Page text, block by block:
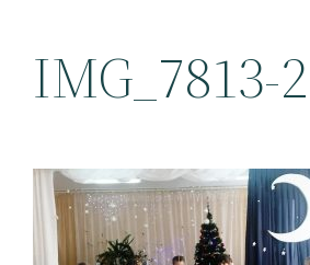
IMG_7813-2